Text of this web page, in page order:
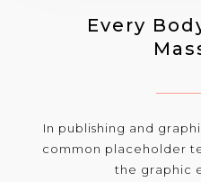
Every
In publishing and
common placeholder
the graphic